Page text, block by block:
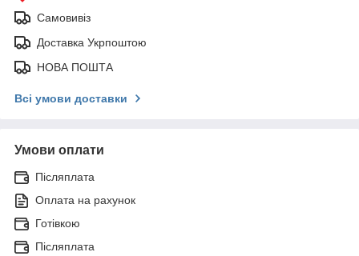
Самовивіз
Доставка Укрпоштою
НОВА ПОШТА
Всі умови доставки
Умови оплати
Післяплата
Оплата на рахунок
Готівкою
Післяплата